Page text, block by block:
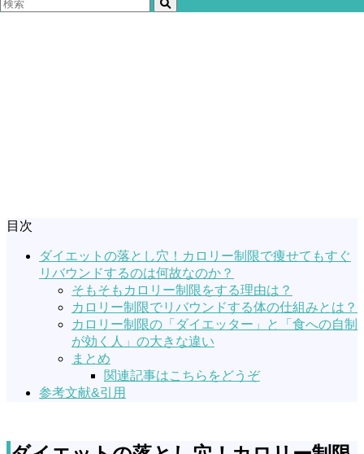
目次
ダイエットの落とし穴！カロリー制限で痩せてもすぐ
リバウンドするのは何故なのか？
そもそもカロリー制限をする理由は？
カロリー制限でリバウンドする体の仕組みとは？
カロリー制限の「ダイエッター」と「食への自制
が効く人」の大きな違い
まとめ
関連記事はこちらをどうぞ
参考文献&引用